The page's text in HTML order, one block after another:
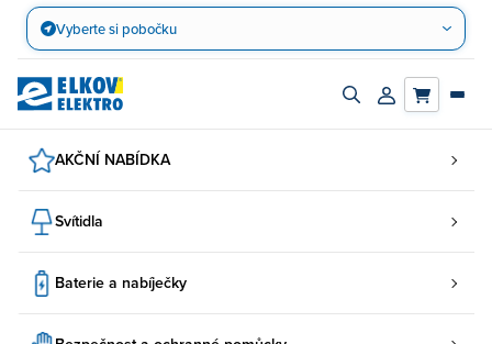
Přejít
obsah
Vyberte si pobočku
Zapnout/vypnout
Přihlásit/
AKČNÍ NABÍDKA
Svítidla
Baterie a nabíječky